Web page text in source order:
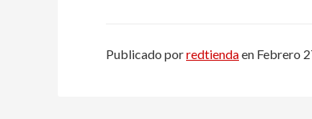
Publicado porredtiendaen Febrero